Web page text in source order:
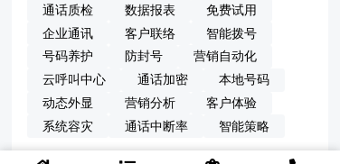
通话质检
数据报表
免费试用
企业通讯
客户联络
智能拨号
号码养护
防封号
营销自动化
云呼叫中心
通话加密
本地号码
动态外显
营销分析
客户体验
系统容灾
通话中断率 智能策略